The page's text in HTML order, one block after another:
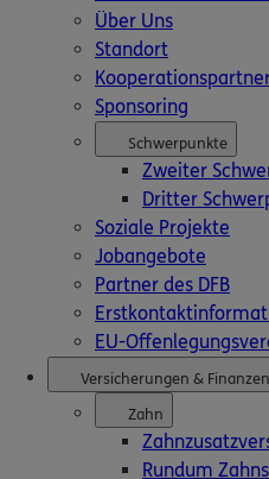
Über Uns
Standort
Sponsoring
Schwerpunkte
Zweiter
Dritter
Soziale Projekte
Jobangebote
Partner des DFB
EU-
Versicherungen & Finanzen
Zahn
Rundum